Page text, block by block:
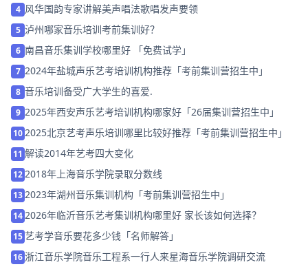
4 风华国韵专家讲解美声唱法歌唱发声要领
5 泸州哪家音乐培训考前集训好？
6 南昌音乐集训学校哪里好 「免费试学」
7 2024年盐城声乐艺考培训机构推荐「考前集训营招生中」
8 音乐培训备受广大学生的喜爱.
9 2025年西安声乐艺考培训机构哪家好「26届集训营招生中」
102025北京艺考声乐培训哪里比较好推荐「考前集训营招生中」
11 解读2014年艺考四大变化
122018年上海音乐学院录取分数线
132023年湖州音乐集训机构「考前集训营招生中」
142026年临沂音乐艺考集训机构哪里好 家长该如何选择？
15艺考学音乐要花多少钱「名师解答」
16浙江音乐学院音乐工程系一行人来星海音乐学院调研交流